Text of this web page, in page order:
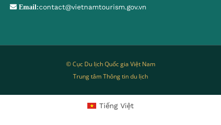
Email:contact@vietnamtourism.gov.vn
© Cục Du lịch Quốc gia Việt Nam
Trung tâm Thông tin du lịch
Tiếng Việt